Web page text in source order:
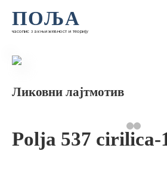
ПОЉА
часопис за књижевност и теорију
Ликовни лајтмотив
Polja 537 cirilica-